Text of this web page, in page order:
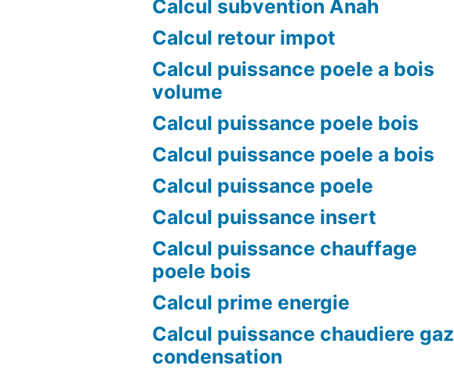
Calcul subvention Anah
Calcul retour impot
Calcul puissance poele a bois
volume
Calcul puissance poele bois
Calcul puissance poele a bois
Calcul puissance poele
Calcul puissance insert
Calcul puissance chauffage
poele bois
Calcul prime energie
Calcul puissance chaudiere gaz
condensation